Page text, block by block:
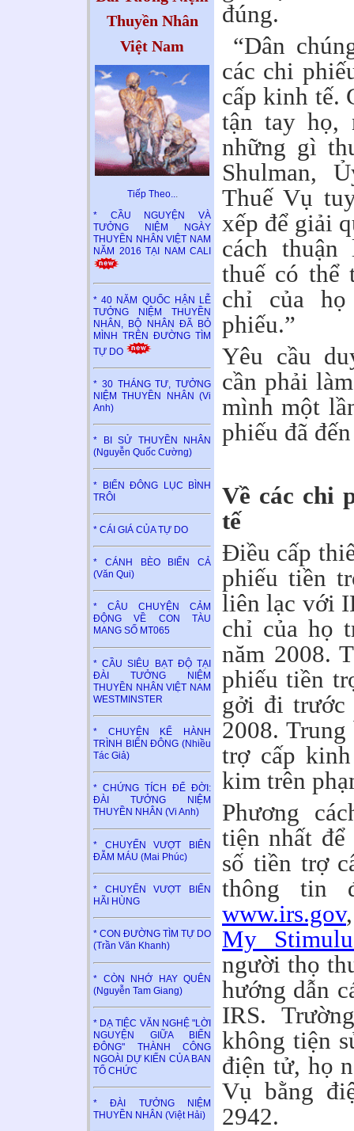
Thuyền Nhân
Việt Nam
Tiếp Theo...
* CẦU NGUYỆN VÀ
TƯỞNG NIỆM NGÀY
THUYỀN NHÂN VIỆT NAM
NĂM 2016 TẠI NAM CALI
* 40 NĂM QUỐC HẬN LỄ
TƯỞNG NIỆM THUYỀN
NHÂN, BỘ NHÂN ĐÃ BỎ
MÌNH TRÊN ĐƯỜNG TÌM
TỰ DO
* 30 THÁNG TƯ, TƯỞNG
NIỆM THUYỀN NHÂN (Vi
Anh)
* BI SỬ THUYỀN NHÂN
(Nguyễn Quốc Cường)
* BIỂN ĐÔNG LỤC BÌNH
TRÔI
* CÁI GIÁ CỦA TỰ DO
* CÁNH BÈO BIỂN CẢ
(Văn Qui)
* CÂU CHUYỆN CẢM
ĐỘNG VỀ CON TÀU
MANG SỐ MT065
* CẦU SIÊU BẠT ĐỘ TẠI
ĐÀI TƯỞNG NIỆM
THUYỀN NHÂN VIỆT NAM
WESTMINSTER
* CHUYỆN KỂ HÀNH
TRÌNH BIỂN ĐÔNG (Nhiều
Tác Giả)
* CHỨNG TÍCH ĐỂ ĐỜI:
ĐÀI TƯỞNG NIỆM
THUYỀN NHÂN (Vi Anh)
* CHUYẾN VƯỢT BIÊN
ĐẪM MÁU (Mai Phúc)
* CHUYẾN VƯỢT BIỂN
HÃI HÙNG
* CON ĐƯỜNG TÌM TỰ DO
(Trần Văn Khanh)
* CÒN NHỚ HAY QUÊN
(Nguyễn Tam Giang)
* DẠ TIỆC VĂN NGHỆ "LỜI
NGUYỆN GIỮA BIỂN
ĐÔNG" THÀNH CÔNG
NGOÀI DỰ KIẾN CỦA BAN
TỔ CHỨC
* ĐÀI TƯỞNG NIỆM
THUYỀN NHÂN (Việt Hải)
đúng.
“Dân
các chi
cấp kinh tế.
tận tay họ,
những gì
Shulman,
Thuế Vụ
xếp để giải
cách
thuế có thể
chỉ của
phiếu.”
Yêu cầu
cần phải
mình một
phiếu đã
Về các chi
tế
Điều cấp
phiếu tiền
liên lạc với
chỉ của họ
năm 2008.
phiếu tiền
gởi đi trước
2008.
trợ cấp
kim trên
Phương
tiện nhất
số tiền trợ
thông tin
www.irs.gov
My
người thọ
hướng dẫn
IRS.
không tiện
điện tử, họ
Vụ bằng
2942.